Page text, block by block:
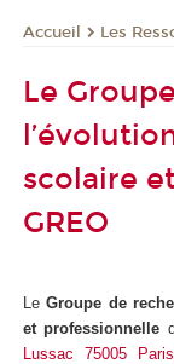
Accueil Les
Le
scolaire
GREO
LeGroupe de
et professionnelle
Lussac 75005